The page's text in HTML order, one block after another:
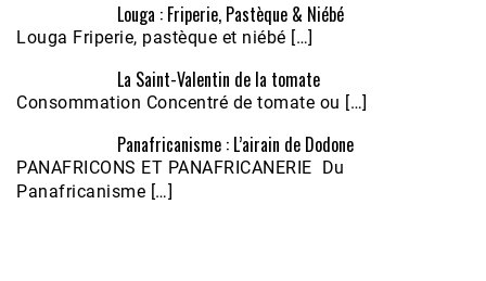
Écoutez le parcours de Claudiane Kapia
Nobana (Podologue)
Feb 24, 2021 • 28mn
Louga : Friperie, Pastèque & Niébé
Louga Friperie, pastèque et niébé […]
La Saint-Valentin de la tomate
Consommation Concentré de tomate ou […]
Panafricanisme : L’airain de Dodone
PANAFRICONS ET PANAFRICANERIE Du
Panafricanisme […]